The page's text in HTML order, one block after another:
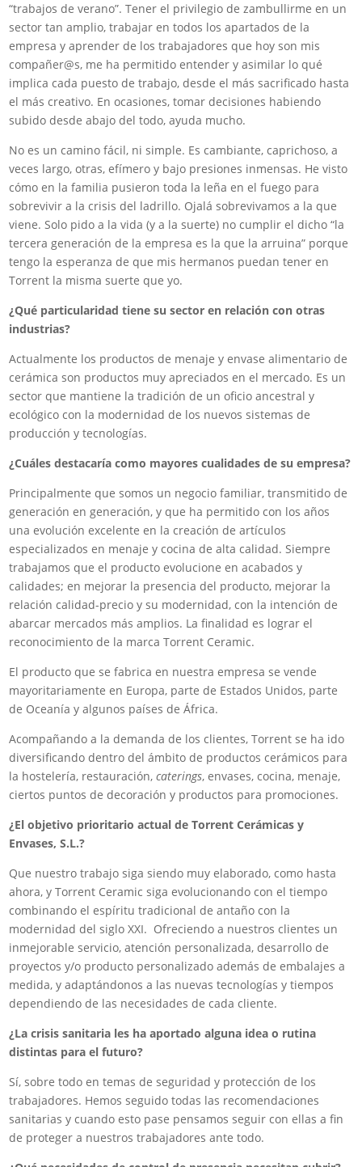
“trabajos de verano”. Tener el privilegio de zambullirme en un
sector tan amplio, trabajar en todos los apartados de la
empresa y aprender de los trabajadores que hoy son mis
compañer@s, me ha permitido entender y asimilar lo qué
implica cada puesto de trabajo, desde el más sacrificado hasta
el más creativo. En ocasiones, tomar decisiones habiendo
subido desde abajo del todo, ayuda mucho.
No es un camino fácil, ni simple. Es cambiante, caprichoso, a
veces largo, otras, efímero y bajo presiones inmensas. He visto
cómo en la familia pusieron toda la leña en el fuego para
sobrevivir a la crisis del ladrillo. Ojalá sobrevivamos a la que
viene. Solo pido a la vida (y a la suerte) no cumplir el dicho “la
tercera generación de la empresa es la que la arruina” porque
tengo la esperanza de que mis hermanos puedan tener en
Torrent la misma suerte que yo.
¿Qué particularidad tiene su sector en relación con otras
industrias?
Actualmente los productos de menaje y envase alimentario de
cerámica son productos muy apreciados en el mercado. Es un
sector que mantiene la tradición de un oficio ancestral y
ecológico con la modernidad de los nuevos sistemas de
producción y tecnologías.
¿Cuáles destacaría como mayores cualidades de su empresa?
Principalmente que somos un negocio familiar, transmitido de
generación en generación, y que ha permitido con los años
una evolución excelente en la creación de artículos
especializados en menaje y cocina de alta calidad. Siempre
trabajamos que el producto evolucione en acabados y
calidades; en mejorar la presencia del producto, mejorar la
relación calidad-precio y su modernidad, con la intención de
abarcar mercados más amplios. La finalidad es lograr el
reconocimiento de la marca Torrent Ceramic.
El producto que se fabrica en nuestra empresa se vende
mayoritariamente en Europa, parte de Estados Unidos, parte
de Oceanía y algunos países de África.
Acompañando a la demanda de los clientes, Torrent se ha ido
diversificando dentro del ámbito de productos cerámicos para
la hostelería, restauración,caterings, envases, cocina, menaje,
ciertos puntos de decoración y productos para promociones.
¿El objetivo prioritario actual de Torrent Cerámicas y
Envases, S.L.?
Que nuestro trabajo siga siendo muy elaborado, como hasta
ahora, y Torrent Ceramic siga evolucionando con el tiempo
combinando el espíritu tradicional de antaño con la
modernidad del siglo XXI. Ofreciendo a nuestros clientes un
inmejorable servicio, atención personalizada, desarrollo de
proyectos y/o producto personalizado además de embalajes a
medida, y adaptándonos a las nuevas tecnologías y tiempos
dependiendo de las necesidades de cada cliente.
¿La crisis sanitaria les ha aportado alguna idea o rutina
distintas para el futuro?
Sí, sobre todo en temas de seguridad y protección de los
trabajadores. Hemos seguido todas las recomendaciones
sanitarias y cuando esto pase pensamos seguir con ellas a fin
de proteger a nuestros trabajadores ante todo.